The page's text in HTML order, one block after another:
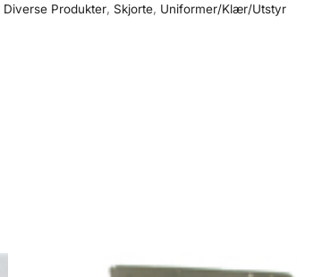
Diverse Produkter, Skjorte, Uniformer/Klær/Utstyr